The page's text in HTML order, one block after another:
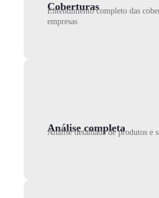
Coberturas
Entendimento completo das
empresas
Análise completa
Análise detalhada de produtos e